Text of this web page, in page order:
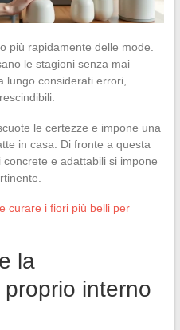
più rapidamente delle mode.
le stagioni senza mai
lungo considerati errori,
le certezze e impone una
in casa. Di fronte a questa
concrete e adattabili si impone
curare i fiori più belli per
la
interno